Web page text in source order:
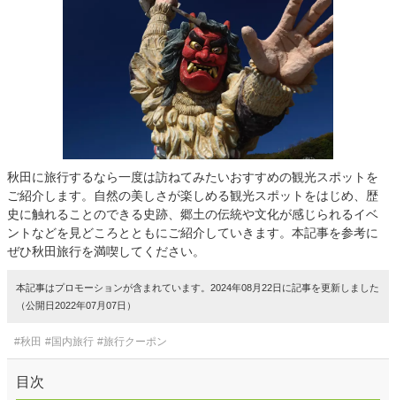
秋田に旅行するなら一度は訪ねてみたいおすすめの観光スポットを
ご紹介します。自然の美しさが楽しめる観光スポットをはじめ、歴
史に触れることのできる史跡、郷土の伝統や文化が感じられるイベ
ントなどを見どころとともにご紹介していきます。本記事を参考に
ぜひ秋田旅行を満喫してください。
本記事はプロモーションが含まれています。2024年08月22日に記事を更新しました
（公開日2022年07月07日）
#秋田 #国内旅行 #旅行クーポン
目次